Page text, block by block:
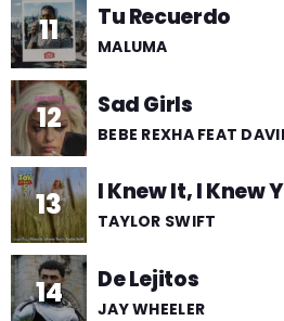
11 Tu Recuerdo
MALUMA
12 Sad Girls
BEBE REXHA FEAT
13 I Knew It, I Knew
TAYLOR SWIFT
14 De Lejitos
JAY WHEELER